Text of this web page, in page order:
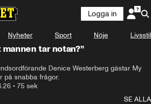
Logga in
Nyheter Sport Nöje Livsstil
tar notan?”
Denice Westerberg gästar My
på snabba frågor.
• 75 sek
SE ALLA